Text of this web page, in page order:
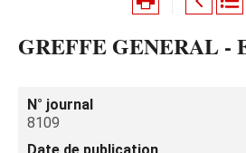
GREFFE GENERAL -
N° journal
8109